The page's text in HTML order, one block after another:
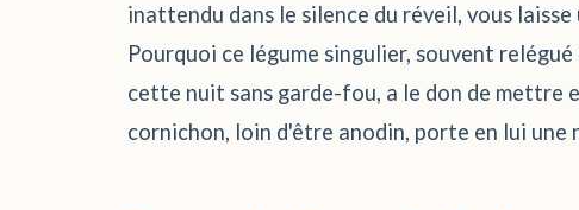
inattendu dans le silence du réveil, vous
Pourquoi ce légume singulier, souvent
cette nuit sans garde-fou, a le don de mettre
cornichon, loin d'être anodin, porte en lui une